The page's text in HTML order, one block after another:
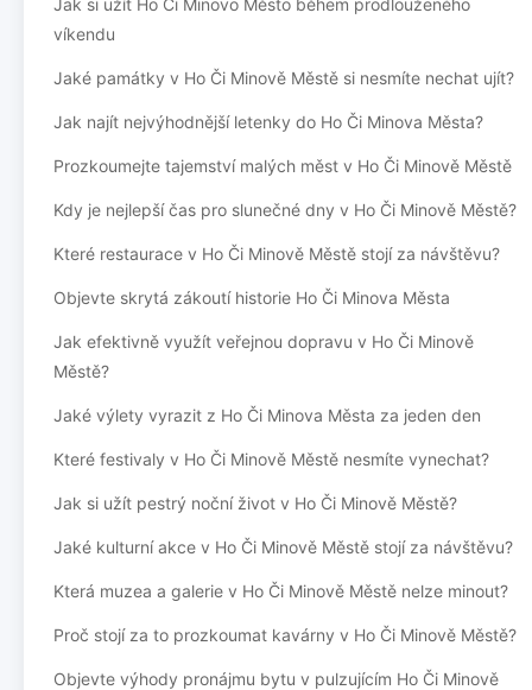
víkendu
Jaké památky v Ho Či Minově Městě si nesmíte nechat ujít?
Jak najít nejvýhodnější letenky do Ho Či Minova Města?
Prozkoumejte tajemství malých měst v Ho Či Minově Městě
Kdy je nejlepší čas pro slunečné dny v Ho Či Minově Městě?
Které restaurace v Ho Či Minově Městě stojí za návštěvu?
Objevte skrytá zákoutí historie Ho Či Minova Města
Jak efektivně využít veřejnou dopravu v Ho Či Minově
Městě?
Jaké výlety vyrazit z Ho Či Minova Města za jeden den
Které festivaly v Ho Či Minově Městě nesmíte vynechat?
Jak si užít pestrý noční život v Ho Či Minově Městě?
Jaké kulturní akce v Ho Či Minově Městě stojí za návštěvu?
Která muzea a galerie v Ho Či Minově Městě nelze minout?
Proč stojí za to prozkoumat kavárny v Ho Či Minově Městě?
Objevte výhody pronájmu bytu v pulzujícím Ho Či Minově